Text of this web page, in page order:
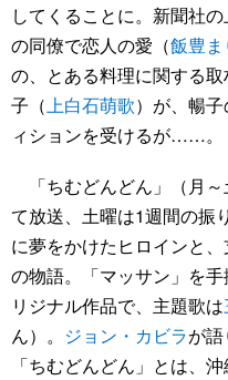
してくることに。新聞社
の同僚で恋人の愛（飯豊ま
の、とある料理に関する
子（上白石萌歌）が、暢
ィションを受けるが……。
「ちむどんどん」（月
て放送、土曜は1週間の振
に夢をかけたヒロインと
の物語。「マッサン」を手
リジナル作品で、主題歌は
ん）。 ジョン・カビラが
「ちむどんどん」とは、